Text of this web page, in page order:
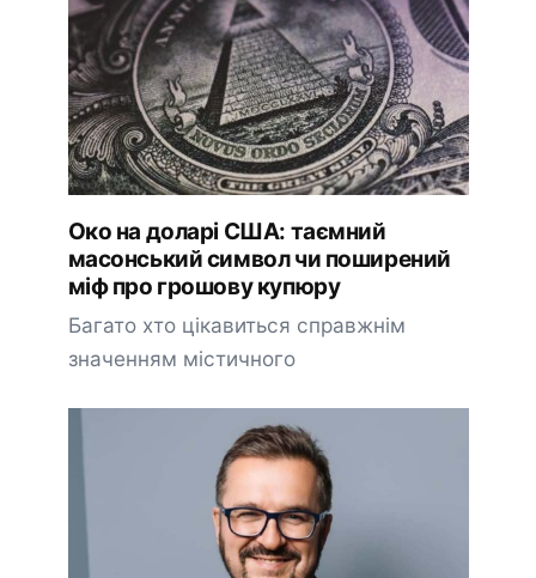
Око на доларі США: таємний
масонський символ чи поширений
міф про грошову купюру
Багато хто цікавиться справжнім
значенням містичного